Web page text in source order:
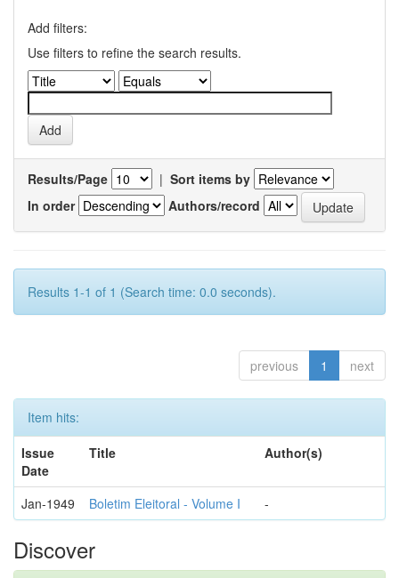
Add filters:
Use filters to refine the search results.
Results/Page | Sort items by
In order
Authors/record
Results 1-1 of 1 (Search time: 0.0 seconds).
previous 1 next
Item hits:
Issue
Date
Title Author(s)
Jan-1949 Boletim Eleitoral - Volume I -
Discover